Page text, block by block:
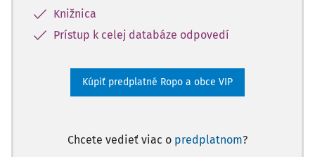
Knižnica
Prístup k celej databáze odpovedí
Kúpiť predplatné Ropo a obce VIP
Chcete vedieť viac o predplatnom?